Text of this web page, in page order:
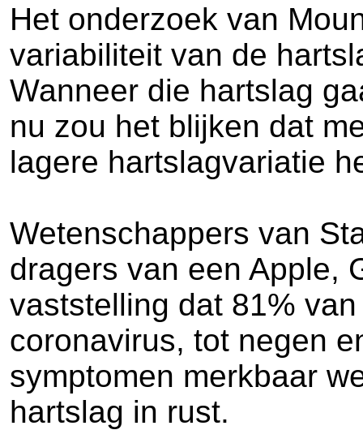
Het onderzoek van
variabiliteit van de
Wanneer die hartslag
nu zou het blijken dat
lagere hartslagvariatie
Wetenschappers van
dragers van een Apple,
vaststelling dat 81%
coronavirus, tot negen
symptomen merkbaar
hartslag in rust.